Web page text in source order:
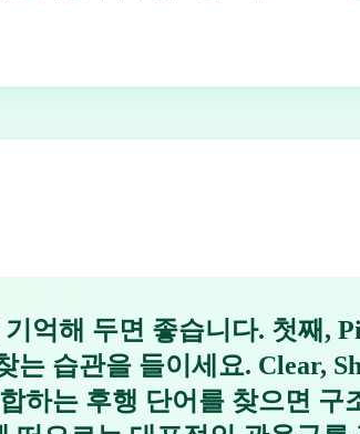
억해 두면 좋습니다. 첫째,
습관을 들이세요. Clear,
하는 후행 단어를 찾으면 구